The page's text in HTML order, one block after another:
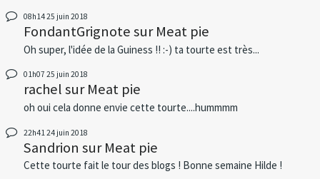
08h1425 juin 2018
FondantGrignotesurMeat pie
Oh super, l'idée de la Guiness !! :-) ta tourte est très...
01h07 25 juin 2018
rachelsurMeat pie
oh oui cela donne envie cette tourte....hummmm
22h41 24 juin 2018
Sandrion surMeat pie
Cette tourte fait le tour des blogs ! Bonne semaine Hilde !